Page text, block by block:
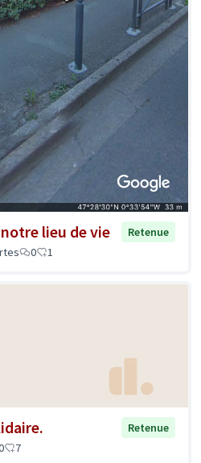
lieu de vie
Retenue
0 1
Retenue
7